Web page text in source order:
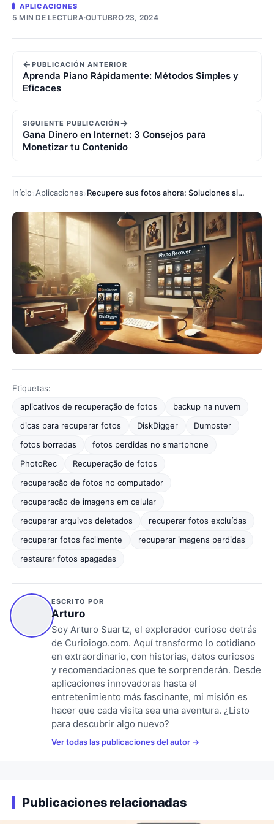
APLICACIONES
5 MIN DE LECTURA·OUTUBRO 23, 2024
←PUBLICACIÓN ANTERIOR
Aprenda Piano Rápidamente: Métodos Simples y
Eficaces
SIGUIENTE PUBLICACIÓN→
Gana Dinero en Internet: 3 Consejos para
Monetizar tu Contenido
Início Aplicaciones Recupere sus fotos ahora: Soluciones simples para recuperar imágenes perdidas
Etiquetas:
aplicativos de recuperação de fotos
backup na nuvem
dicas para recuperar fotos
DiskDigger
Dumpster
fotos borradas
fotos perdidas no smartphone
PhotoRec
Recuperação de fotos
recuperação de fotos no computador
recuperação de imagens em celular
recuperar arquivos deletados
recuperar fotos excluídas
recuperar fotos facilmente
recuperar imagens perdidas
restaurar fotos apagadas
ESCRITO POR
Arturo
Soy Arturo Suartz, el explorador curioso detrás
de Curioiogo.com. Aquí transformo lo cotidiano
en extraordinario, con historias, datos curiosos
y recomendaciones que te sorprenderán. Desde
aplicaciones innovadoras hasta el
entretenimiento más fascinante, mi misión es
hacer que cada visita sea una aventura. ¿Listo
para descubrir algo nuevo?
Ver todas las publicaciones del autor
Publicaciones relacionadas